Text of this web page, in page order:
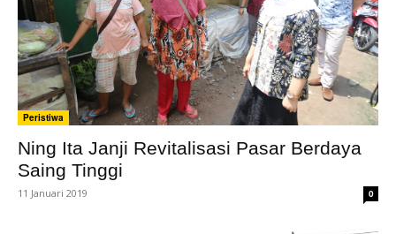
Peristiwa
Ning Ita Janji Revitalisasi Pasar Berdaya
Saing Tinggi
11 Januari 2019 0